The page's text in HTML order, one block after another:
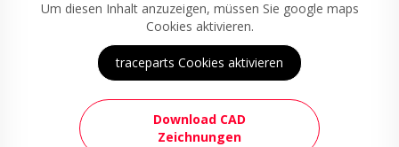
Um diesen Inhalt anzuzeigen, müssen Sie google maps
Cookies aktivieren.
traceparts Cookies aktivieren
Download CAD
Zeichnungen